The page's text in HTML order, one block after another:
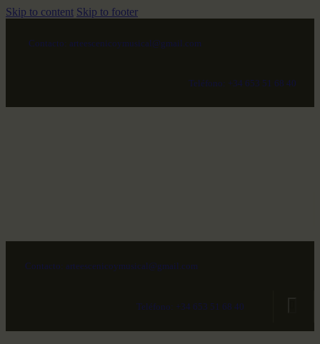
Skip to content Skip to footer
Contacto: arteescenicoymusical@gmail.com
Teléfono: +34 653 51 68 40
Contacto: arteescenicoymusical@gmail.com
Teléfono: +34 653 51 68 40